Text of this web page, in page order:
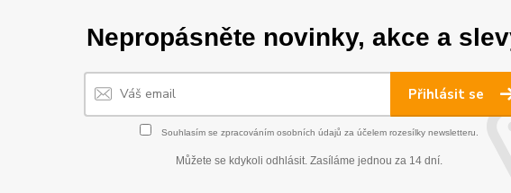
Nepropásněte novinky, akce a
Přihlásit se
Souhlasím se zpracováním osobních údajů za účelem rozesílky newsletteru.
Můžete se kdykoli odhlásit. Zasíláme jednou za 14 dní.